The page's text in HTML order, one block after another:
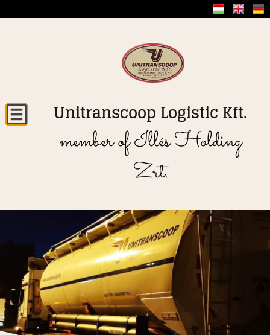
Unitranscoop Logistic Kft.
member of Illés Holding
Zrt.